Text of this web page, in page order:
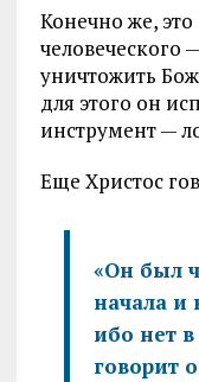
Конечно же,
человеческого
уничтожить
для этого он
инструмент —
Еще Христос
«Он был
начала и
ибо нет
говорит